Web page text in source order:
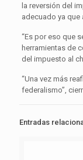
la reversión del
adecuado ya que
“Es por eso que
herramientas de
del impuesto al
“Una vez más
federalismo”,
Entradas